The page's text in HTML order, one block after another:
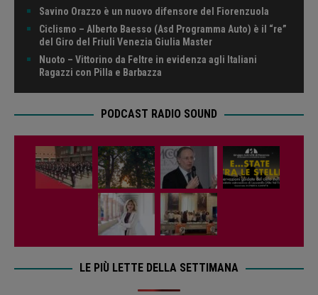
Savino Orazzo è un nuovo difensore del Fiorenzuola
Ciclismo – Alberto Baesso (Asd Programma Auto) è il “re”
del Giro del Friuli Venezia Giulia Master
Nuoto – Vittorino da Feltre in evidenza agli Italiani
Ragazzi con Pilla e Barbazza
PODCAST RADIO SOUND
LE PIÙ LETTE DELLA SETTIMANA